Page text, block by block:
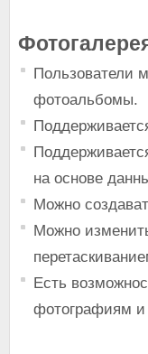
Пользователи
фотоальбомы.
на основе
Можно
Можно
Есть
фотографиям